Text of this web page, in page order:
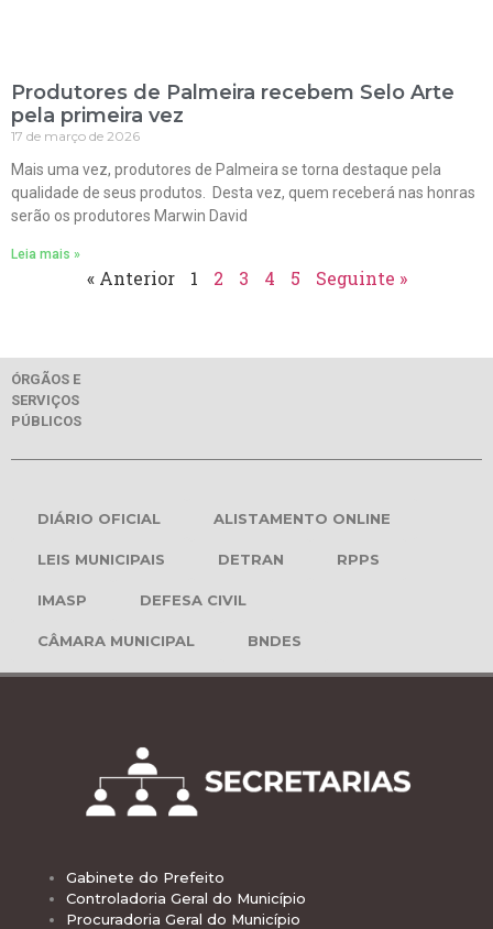
Produtores de Palmeira recebem Selo Arte
pela primeira vez
17 de março de 2026
Mais uma vez, produtores de Palmeira se torna destaque pela
qualidade de seus produtos. Desta vez, quem receberá nas honras
serão os produtores Marwin David
Leia mais »
« Anterior 1 2 3 4 5 Seguinte »
ÓRGÃOS E
SERVIÇOS
PÚBLICOS
DIÁRIO OFICIAL ALISTAMENTO ONLINE
LEIS MUNICIPAIS DETRAN RPPS
IMASP DEFESA CIVIL
CÂMARA MUNICIPAL BNDES
Gabinete do Prefeito
Controladoria Geral do Município
Procuradoria Geral do Município